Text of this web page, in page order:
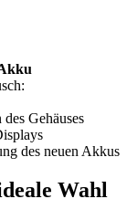
Gehäuses
des neuen Akkus
Wahl